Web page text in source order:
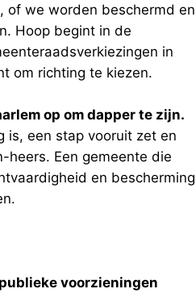
of we worden beschermd en
Hoop begint in de
in
om richting te kiezen.
op om dapper te zijn.
is, een stap vooruit zet en
Een gemeente die
en bescherming
voorzieningen